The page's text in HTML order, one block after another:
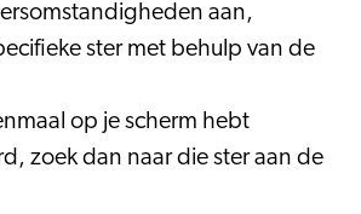
aan,
ster met behulp van de
op je scherm hebt
zoek dan naar die ster aan de